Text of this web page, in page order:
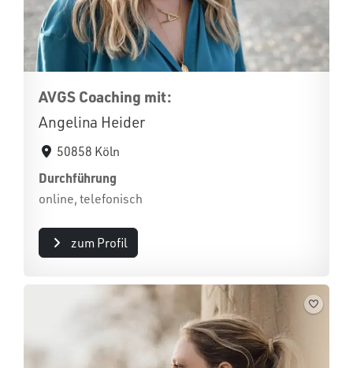
AVGS Coaching mit:
Angelina Heider
50858 Köln
Durchführung
online, telefonisch
zum Profil